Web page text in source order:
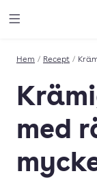
Hem / Recept /
med